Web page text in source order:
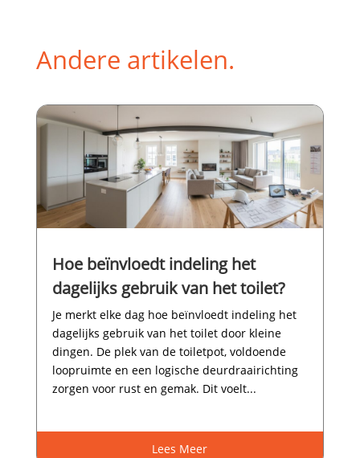
Andere artikelen.
Hoe beïnvloedt indeling het
dagelijks gebruik van het toilet?
Je merkt elke dag hoe beïnvloedt indeling het
dagelijks gebruik van het toilet door kleine
dingen.​ De plek van de toiletpot, voldoende
loopruimte en een logische deurdraairichting
zorgen voor rust en gemak.​ Dit voelt...
Lees Meer